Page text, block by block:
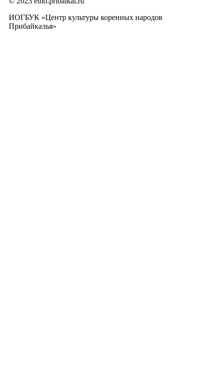
ИОГБУК «Центр культуры коренных народов
Прибайкалья»